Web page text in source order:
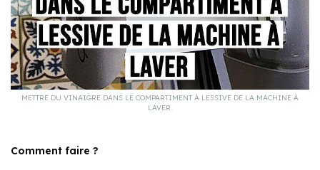
METTRE DU VINAIGRE DANS LE COMPARTIMENT À LESSIVE DE LA MACHINE À
LAVER.
Comment faire ?